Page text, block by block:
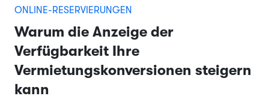
ONLINE-RESERVIERUNGEN
Warum die Anzeige der
Verfügbarkeit Ihre
Vermietungskonversionen steigern
kann